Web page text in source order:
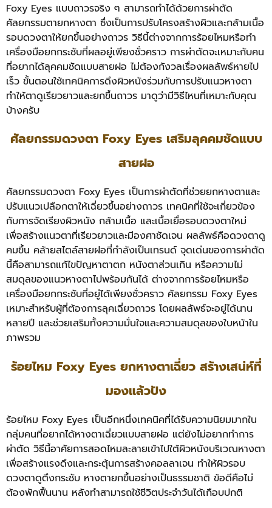
Foxy Eyes แบบถาวรจริง ๆ สามารถทำได้ด้วยการผ่าตัด
ศัลยกรรมตายกหางตา ซึ่งเป็นการปรับโครงสร้างผิวและกล้ามเนื้อ
รอบดวงตาให้ยกขึ้นอย่างถาวร วิธีนี้ต่างจากการร้อยไหมหรือทำ
เครื่องมือยกกระชับที่ผลอยู่เพียงชั่วคราว การผ่าตัดจะเหมาะกับคน
ที่อยากได้ลุคคมชัดแบบสายฝอ ไม่ต้องกังวลเรื่องผลลัพธ์หายไป
เร็ว ขั้นตอนใช้เทคนิคการดึงผิวหนังร่วมกับการปรับแนวหางตา
ทำให้ตาดูเรียวยาวและยกขึ้นถาวร มาดูว่ามีวิธีไหนที่เหมาะกับคุณ
บ้างครับ
ศัลยกรรมดวงตา Foxy Eyes เสริมลุคคมชัดแบบ
สายฝอ
ศัลยกรรมดวงตา Foxy Eyes เป็นการผ่าตัดที่ช่วยยกหางตาและ
ปรับแนวเปลือกตาให้เฉี่ยวขึ้นอย่างถาวร เทคนิคที่ใช้จะเกี่ยวข้อง
กับการจัดเรียงผิวหนัง กล้ามเนื้อ และเนื้อเยื่อรอบดวงตาใหม่
เพื่อสร้างแนวตาที่เรียวยาวและมีองศาชัดเจน ผลลัพธ์คือดวงตาดู
คมขึ้น คล้ายสไตล์สายฝอที่กำลังเป็นเทรนด์ จุดเด่นของการผ่าตัด
นี้คือสามารถแก้ไขปัญหาตาตก หนังตาส่วนเกิน หรือความไม่
สมดุลของแนวหางตาไปพร้อมกันได้ ต่างจากการร้อยไหมหรือ
เครื่องมือยกกระชับที่อยู่ได้เพียงชั่วคราว ศัลยกรรม Foxy Eyes
เหมาะสำหรับผู้ที่ต้องการลุคเฉี่ยวถาวร โดยผลลัพธ์จะอยู่ได้นาน
หลายปี และช่วยเสริมทั้งความมั่นใจและความสมดุลของใบหน้าใน
ภาพรวม
ร้อยไหม Foxy Eyes ยกหางตาเฉี่ยว สร้างเสน่ห์ที่
มองแล้วปัง
ร้อยไหม Foxy Eyes เป็นอีกหนึ่งเทคนิคที่ได้รับความนิยมมากใน
กลุ่มคนที่อยากได้หางตาเฉี่ยวแบบสายฝอ แต่ยังไม่อยากทำการ
ผ่าตัด วิธีนี้อาศัยการสอดไหมละลายเข้าไปใต้ผิวหนังบริเวณหางตา
เพื่อสร้างแรงดึงและกระตุ้นการสร้างคอลลาเจน ทำให้ผิวรอบ
ดวงตาดูตึงกระชับ หางตายกขึ้นอย่างเป็นธรรมชาติ ข้อดีคือไม่
ต้องพักฟื้นนาน หลังทำสามารถใช้ชีวิตประจำวันได้เกือบปกติ